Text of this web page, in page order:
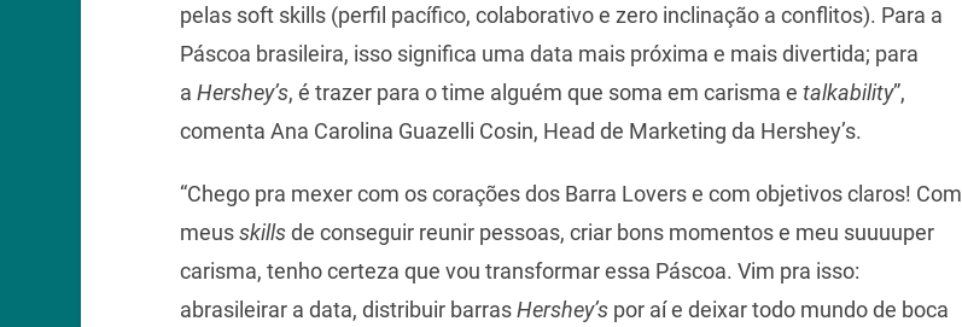
pelas soft skills (perfil pacífico, colaborativo e zero inclinação a conflitos). Para a
Páscoa brasileira, isso significa uma data mais próxima e mais divertida; para
a Hershey’s, é trazer para o time alguém que soma em carisma e talkability”,
comenta Ana Carolina Guazelli Cosin, Head de Marketing da Hershey’s.
“Chego pra mexer com os corações dos Barra Lovers e com objetivos claros! Com
meusskillsde conseguir reunir pessoas, criar bons momentos e meu suuuuper
carisma, tenho certeza que vou transformar essa Páscoa. Vim pra isso:
abrasileirar a data, distribuir barrasHershey’s por aí e deixar todo mundo de boca